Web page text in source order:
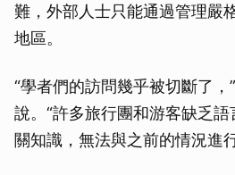
難，外部人士只能通過管理嚴
地區。
“學者們的訪問幾乎被切斷了
說。“許多旅行團和游客缺乏
關知識，無法與之前的情況進